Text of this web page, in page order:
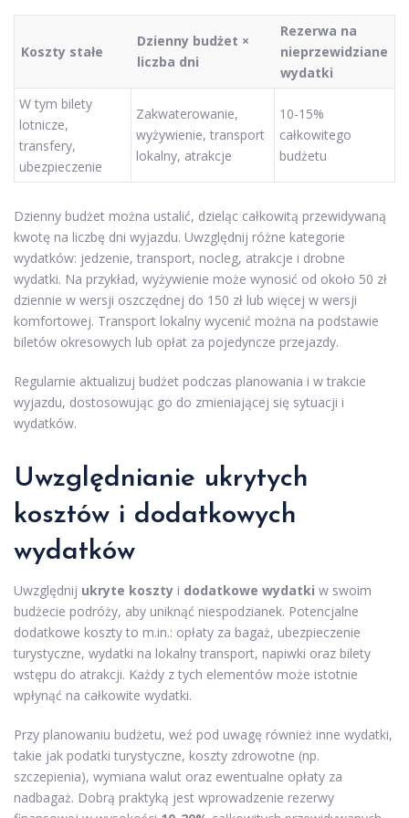
Koszty stałe
Dzienny budżet ×
liczba dni
Rezerwa na
nieprzewidziane
wydatki
W tym bilety
lotnicze,
transfery,
ubezpieczenie
Zakwaterowanie,
wyżywienie, transport
lokalny, atrakcje
10-15%
całkowitego
budżetu
Dzienny budżet można ustalić, dzieląc całkowitą przewidywaną
kwotę na liczbę dni wyjazdu. Uwzględnij różne kategorie
wydatków: jedzenie, transport, nocleg, atrakcje i drobne
wydatki. Na przykład, wyżywienie może wynosić od około 50 zł
dziennie w wersji oszczędnej do 150 zł lub więcej w wersji
komfortowej. Transport lokalny wycenić można na podstawie
biletów okresowych lub opłat za pojedyncze przejazdy.
Regularnie aktualizuj budżet podczas planowania i w trakcie
wyjazdu, dostosowując go do zmieniającej się sytuacji i
wydatków.
Uwzględnianie ukrytych
kosztów i dodatkowych
wydatków
Uwzględnij ukryte koszty i dodatkowe wydatki w swoim
budżecie podróży, aby uniknąć niespodzianek. Potencjalne
dodatkowe koszty to m.in.: opłaty za bagaż, ubezpieczenie
turystyczne, wydatki na lokalny transport, napiwki oraz bilety
wstępu do atrakcji. Każdy z tych elementów może istotnie
wpłynąć na całkowite wydatki.
Przy planowaniu budżetu, weź pod uwagę również inne wydatki,
takie jak podatki turystyczne, koszty zdrowotne (np.
szczepienia), wymiana walut oraz ewentualne opłaty za
nadbagaż. Dobrą praktyką jest wprowadzenie rezerwy